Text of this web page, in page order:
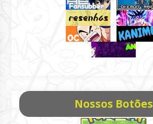
Nossos Botões